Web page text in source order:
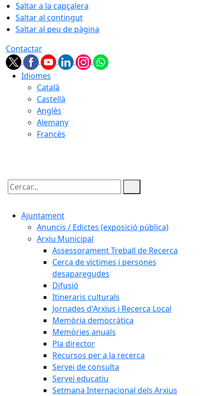
Saltar a la capçalera
Saltar al contingut
Saltar al peu de pàgina
Contactar
Idiomes
Català
Castellà
Anglès
Alemany
Francès
Cercar:
Ajuntament
Anuncis / Edictes (exposició pública)
Arxiu Municipal
Assessorament Treball de Recerca
Cerca de víctimes i persones
desaparegudes
Difusió
Itineraris culturals
Jornades d'Arxius i Recerca Local
Memòria democràtica
Memòries anuals
Pla director
Recursos per a la recerca
Servei de consulta
Servei educatiu
Setmana Internacional dels Arxius